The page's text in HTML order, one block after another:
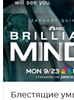
Блестящие